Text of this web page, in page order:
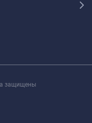
защищены